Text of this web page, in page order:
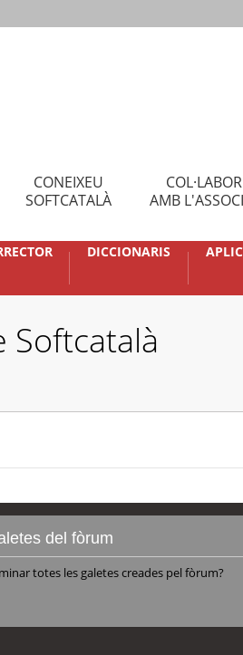
CONEIXEU
SOFTCATALÀ
AMB
DICCIONARIS
Softcatalà
del fòrum
totes les galetes creades pel fòrum?